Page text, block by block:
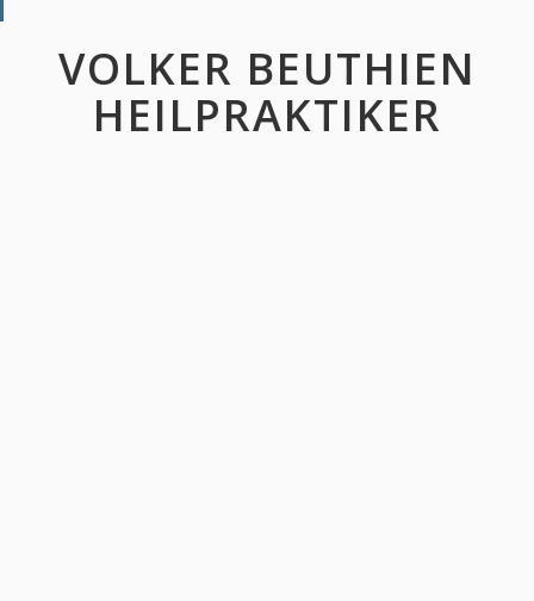
VOLKER BEUTHIEN
HEILPRAKTIKER